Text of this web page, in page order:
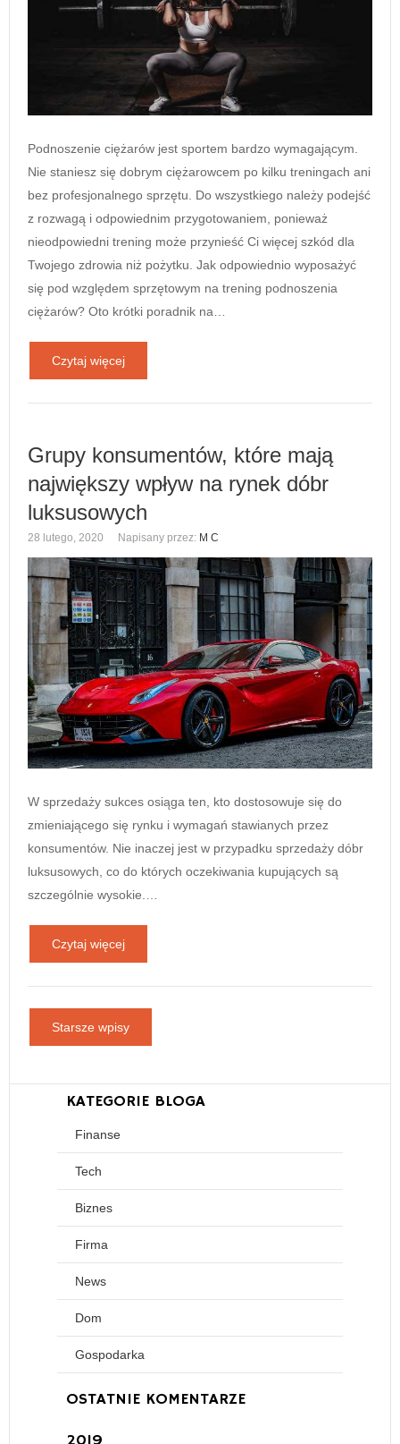
Podnoszenie ciężarów jest sportem bardzo wymagającym.
Nie staniesz się dobrym ciężarowcem po kilku treningach ani
bez profesjonalnego sprzętu. Do wszystkiego należy podejść
z rozwagą i odpowiednim przygotowaniem, ponieważ
nieodpowiedni trening może przynieść Ci więcej szkód dla
Twojego zdrowia niż pożytku. Jak odpowiednio wyposażyć
się pod względem sprzętowym na trening podnoszenia
ciężarów? Oto krótki poradnik na…
Czytaj więcej
Grupy konsumentów, które mają
największy wpływ na rynek dóbr
luksusowych
28 lutego, 2020 Napisany przez: M C
W sprzedaży sukces osiąga ten, kto dostosowuje się do
zmieniającego się rynku i wymagań stawianych przez
konsumentów. Nie inaczej jest w przypadku sprzedaży dóbr
luksusowych, co do których oczekiwania kupujących są
szczególnie wysokie.…
Czytaj więcej
Starsze wpisy
KATEGORIE BLOGA
Finanse
Tech
Biznes
Firma
News
Dom
Gospodarka
OSTATNIE KOMENTARZE